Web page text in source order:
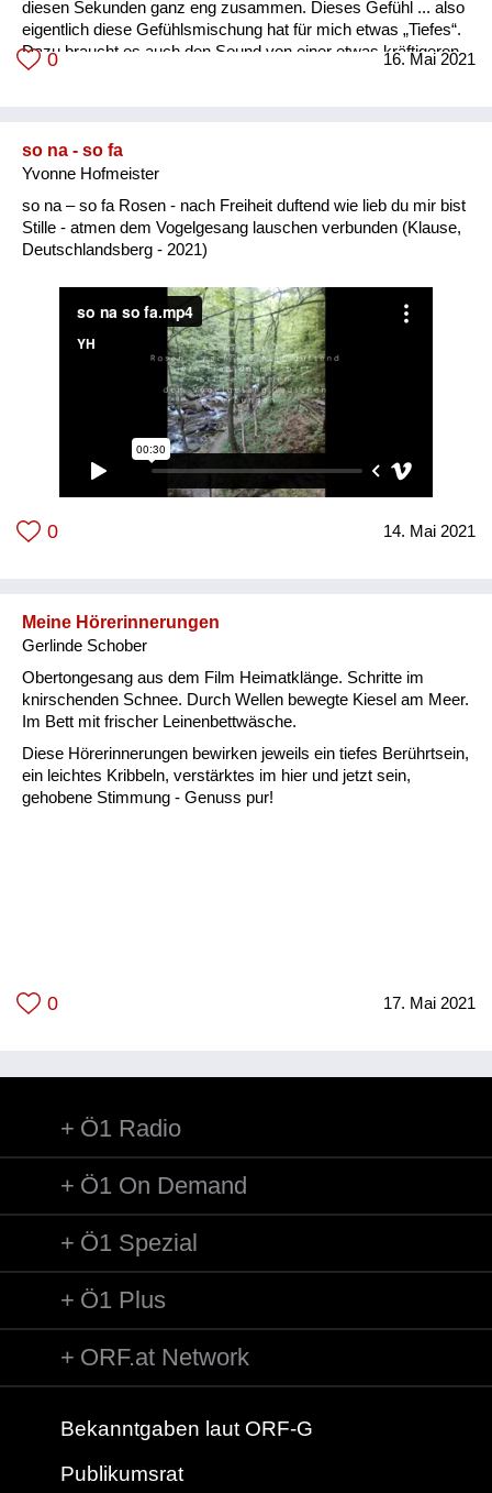
diesen Sekunden ganz eng zusammen. Dieses Gefühl ... also
eigentlich diese Gefühlsmischung hat für mich etwas „Tiefes“.
Dazu braucht es auch den Sound von einer etwas kräftigeren
Maschine. Ein kleines Sportflugzeug bringt diesen Effekt auch,
Wien nach Innsbruck fliegt und auch die Höhe spielt eine Rolle.
Je höher, je ferner, umso intensiv...
0 16. Mai 2021
so na - so fa
Yvonne Hofmeister
so na – so fa Rosen - nach Freiheit duftend wie lieb du mir bist
Stille - atmen dem Vogelgesang lauschen verbunden (Klause,
Deutschlandsberg - 2021)
0 14. Mai 2021
Meine Hörerinnerungen
Gerlinde Schober
Obertongesang aus dem Film Heimatklänge. Schritte im
knirschenden Schnee. Durch Wellen bewegte Kiesel am Meer.
Im Bett mit frischer Leinenbettwäsche.
Diese Hörerinnerungen bewirken jeweils ein tiefes Berührtsein,
ein leichtes Kribbeln, verstärktes im hier und jetzt sein,
gehobene Stimmung - Genuss pur!
0 17. Mai 2021
Ö1 Radio
Ö1 On Demand
Ö1 Spezial
Ö1 Plus
ORF.at Network
Bekanntgaben laut ORF-G
Publikumsrat